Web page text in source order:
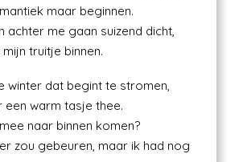
maar beginnen.
achter me gaan suizend dicht,
truitje binnen.
winter dat begint te stromen,
een warm tasje thee.
naar binnen komen?
zou gebeuren, maar ik had nog